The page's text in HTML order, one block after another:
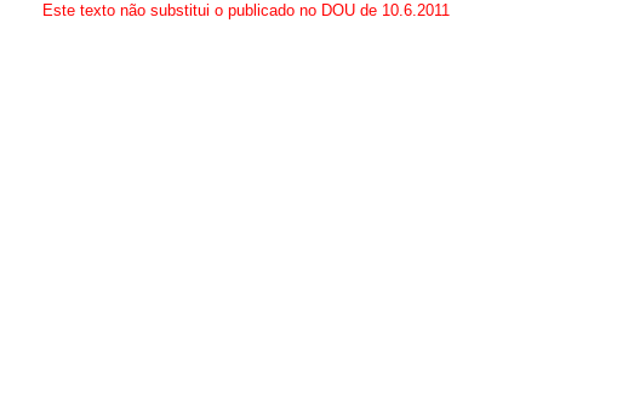
Este texto não substitui o publicado no DOU de 10.6.2011